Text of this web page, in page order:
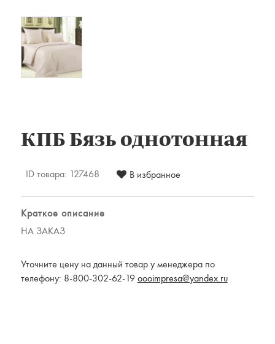
Текстиль для кухни
Полотенца
Фартуки, прихватки, рукавицы, грелки
Скатерти
Комплекты постельного белья
Халаты
Подушки и одеяла
Детские товары
Наматрасники, матрасы и чехлы для
Одеяла и подушки
Одежда
КПБ Бязь однотонная
ID товара: 127468 В избранное
Краткое описание
НА ЗАКАЗ
Уточните цену на данный товар у менеджера по
телефону: 8-800-302-62-19oooimpresa@yandex.ru